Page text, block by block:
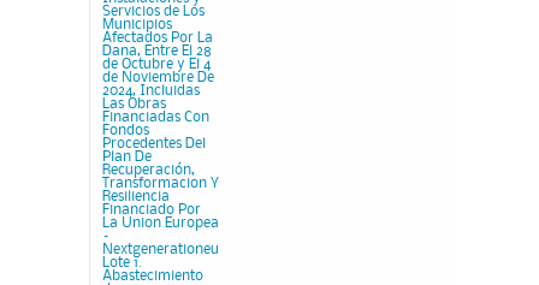
Servicios de Los
Municipios
Afectados Por La
Dana, Entre El 28
de Octubre y El 4
de Noviembre De
2024, Incluidas
Las Obras
Financiadas Con
Fondos
Procedentes Del
Plan De
Recuperación,
Transformacion Y
Resiliencia
Financiado Por
La Union Europea
–
Nextgenerationeu
Lote 1.
Abastecimiento